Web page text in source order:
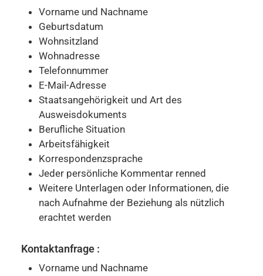
Vorname und Nachname
Geburtsdatum
Wohnsitzland
Wohnadresse
Telefonnummer
E-Mail-Adresse
Staatsangehörigkeit und Art des
Ausweisdokuments
Berufliche Situation
Arbeitsfähigkeit
Korrespondenzsprache
Jeder persönliche Kommentar renned
Weitere Unterlagen oder Informationen, die
nach Aufnahme der Beziehung als nützlich
erachtet werden
Kontaktanfrage :
Vorname und Nachname